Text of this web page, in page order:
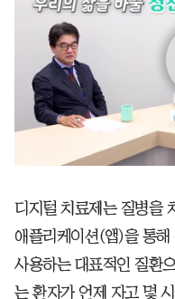
디지털 치료제는 질병을
애플리케이션(앱)을 통
사용하는 대표적인 질환
는 환자가 언제 자고 몇